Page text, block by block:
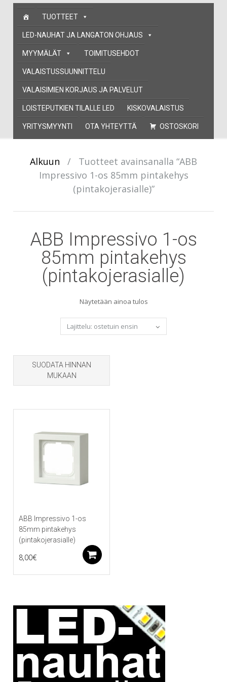
Skip
content
TUOTTEET
LED-NAUHAT JA LANGATON OHJAUS
MYYMÄLÄT TOIMITUSEHDOT
VALAISTUSSUUNNITTELU
VALAISIMIEN KORJAUS JA PALVELUT
LOISTEPUTKIEN TILALLE LED KISKOVALAISTUS
YRITYSMYYNTI OTA YHTEYTTÄ OSTOSKORI
Alkuun /
Tuotteet avainsanalla “ABB
Impressivo 1-os 85mm pintakehys
(pintakojerasialle)”
ABB Impressivo 1-os
85mm pintakehys
(pintakojerasialle)
Näytetään ainoa tulos
SUODATA HINNAN
MUKAAN
ABB Impressivo 1-os
85mm pintakehys
(pintakojerasialle)
8,00€